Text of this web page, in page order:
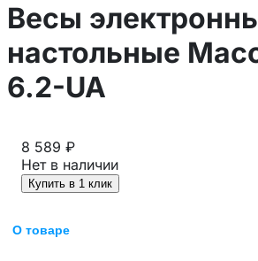
Весы
настольные
6.2-UA
8 589 ₽
Нет в наличии
Купить в 1 клик
О товаре